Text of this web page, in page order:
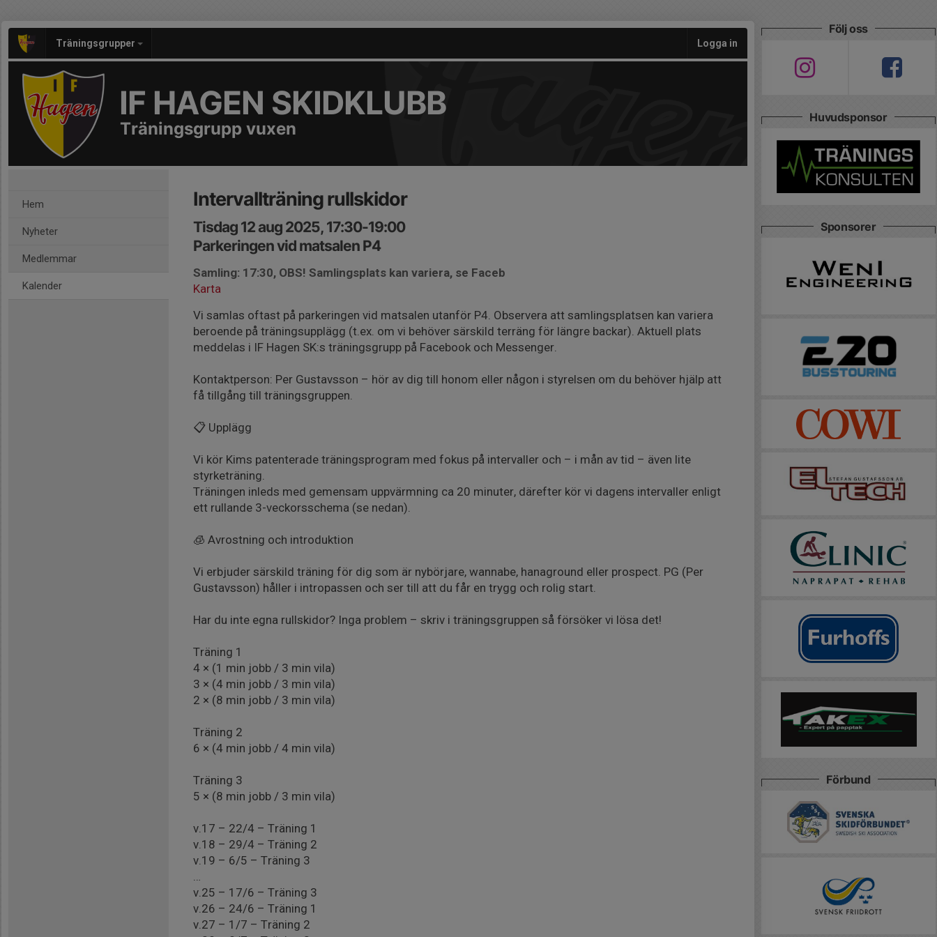
Träningsgrupper Logga in
IF HAGEN SKIDKLUBB
Träningsgrupp vuxen
Hem
Nyheter
Medlemmar
Kalender
Intervallträning rullskidor
Tisdag 12 aug 2025, 17:30-19:00
Parkeringen vid matsalen P4
Samling: 17:30, OBS! Samlingsplats kan variera, se Faceb
Karta
Vi samlas oftast på parkeringen vid matsalen utanför P4. Observera att samlingsplatsen kan variera
beroende på träningsupplägg (t.ex. om vi behöver särskild terräng för längre backar). Aktuell plats
meddelas i IF Hagen SK:s träningsgrupp på Facebook och Messenger.
Kontaktperson: Per Gustavsson – hör av dig till honom eller någon i styrelsen om du behöver hjälp att
få tillgång till träningsgruppen.
📋 Upplägg
Vi kör Kims patenterade träningsprogram med fokus på intervaller och – i mån av tid – även lite
styrketräning.
Träningen inleds med gemensam uppvärmning ca 20 minuter, därefter kör vi dagens intervaller enligt
ett rullande 3-veckorsschema (se nedan).
🧊 Avrostning och introduktion
Vi erbjuder särskild träning för dig som är nybörjare, wannabe, hanaground eller prospect. PG (Per
Gustavsson) håller i intropassen och ser till att du får en trygg och rolig start.
Har du inte egna rullskidor? Inga problem – skriv i träningsgruppen så försöker vi lösa det!
Träning 1
4 × (1 min jobb / 3 min vila)
3 × (4 min jobb / 3 min vila)
2 × (8 min jobb / 3 min vila)
Träning 2
6 × (4 min jobb / 4 min vila)
Träning 3
5 × (8 min jobb / 3 min vila)
v.17 – 22/4 – Träning 1
v.18 – 29/4 – Träning 2
v.19 – 6/5 – Träning 3
…
v.25 – 17/6 – Träning 3
v.26 – 24/6 – Träning 1
v.27 – 1/7 – Träning 2
Följ oss
Huvudsponsor
Sponsorer
Förbund